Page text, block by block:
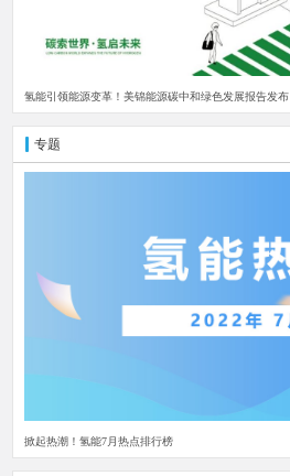
氢能引领能源变革！美锦能源碳中和绿色发展报告发布
专题
掀起热潮！氢能7月热点排行榜